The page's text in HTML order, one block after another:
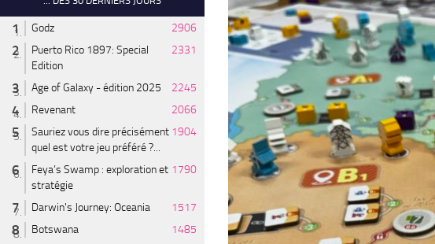
Godz
2906
Puerto Rico 1897: Special
Edition
2331
Age of Galaxy - édition 2025
2245
Revenant
2066
Sauriez vous dire précisément
quel est votre jeu préféré ?...
1904
Feya’s Swamp : exploration et
stratégie
1790
Darwin's Journey: Oceania
1517
Botswana
1485